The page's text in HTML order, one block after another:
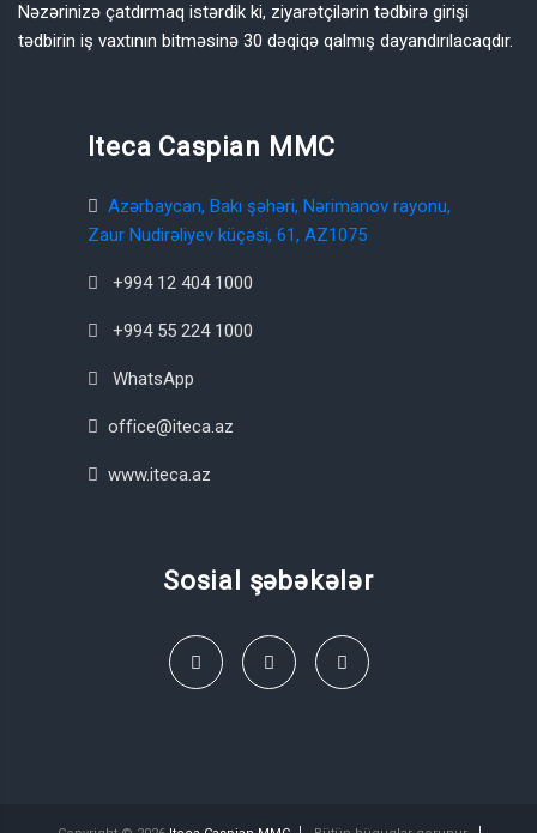
Nəzərinizə çatdırmaq istərdik ki, ziyarətçilərin tədbirə girişi
tədbirin iş vaxtının bitməsinə 30 dəqiqə qalmış dayandırılacaqdır.
Iteca Caspian MMC
Azərbaycan, Bakı şəhəri, Nərimanov rayonu,
Zaur Nudirəliyev küçəsi, 61, AZ1075
+994 12 404 1000
+994 55 224 1000
WhatsApp
office@iteca.az
www.iteca.az
Sosial şəbəkələr